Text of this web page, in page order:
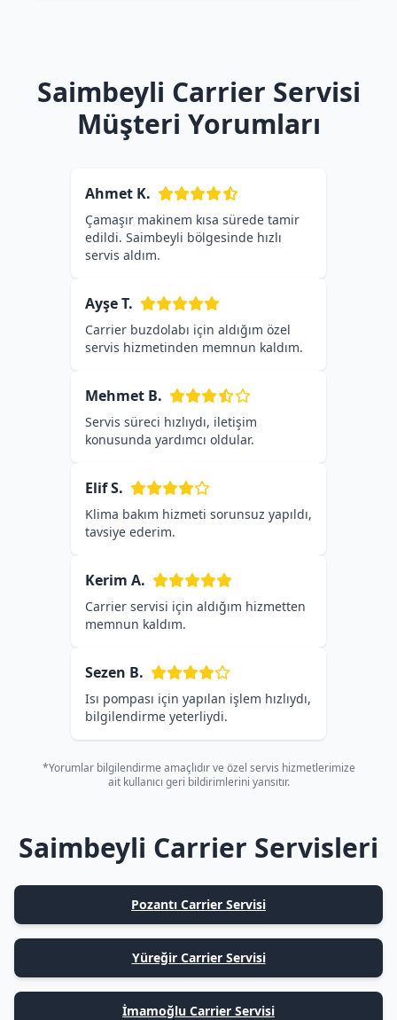
Saimbeyli Carrier Servisi
Müşteri Yorumları
Ahmet K.
Çamaşır makinem kısa sürede tamir
edildi. Saimbeyli bölgesinde hızlı
servis aldım.
Ayşe T.
Carrier buzdolabı için aldığım özel
servis hizmetinden memnun kaldım.
Mehmet B.
Servis süreci hızlıydı, iletişim
konusunda yardımcı oldular.
Elif S.
Klima bakım hizmeti sorunsuz yapıldı,
tavsiye ederim.
Kerim A.
Carrier servisi için aldığım hizmetten
memnun kaldım.
Sezen B.
Isı pompası için yapılan işlem hızlıydı,
bilgilendirme yeterliydi.
*Yorumlar bilgilendirme amaçlıdır ve özel servis hizmetlerimize
ait kullanıcı geri bildirimlerini yansıtır.
Saimbeyli Carrier Servisleri
Pozantı Carrier Servisi
Yüreğir Carrier Servisi
İmamoğlu Carrier Servisi